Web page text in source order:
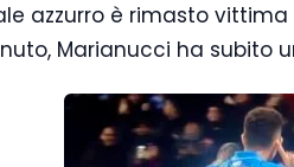
azzurro è rimasto
Marianucci ha